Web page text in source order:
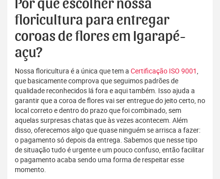
Por que escolher nossa
floricultura para entregar
coroas de flores em Igarapé-
açu?
Nossa floricultura é a única que tem a Certificação ISO 9001,
que basicamente comprova que seguimos padrões de
qualidade reconhecidos lá fora e aqui também. Isso ajuda a
garantir que a coroa de flores vai ser entregue do jeito certo, no
local correto e dentro do prazo que foi combinado, sem
aquelas surpresas chatas que às vezes acontecem. Além
disso, oferecemos algo que quase ninguém se arrisca a fazer:
o pagamento só depois da entrega. Sabemos que nesse tipo
de situação tudo é urgente e um pouco confuso, então facilitar
o pagamento acaba sendo uma forma de respeitar esse
momento.